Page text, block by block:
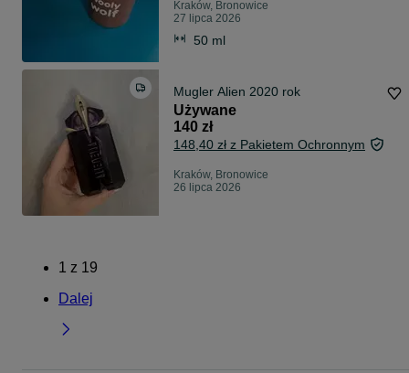
Kraków, Bronowice
27 lipca 2026
50 ml
Mugler Alien 2020 rok
Używane
140 zł
148,40 zł z Pakietem Ochronnym
Kraków, Bronowice
26 lipca 2026
1 z 19
Dalej